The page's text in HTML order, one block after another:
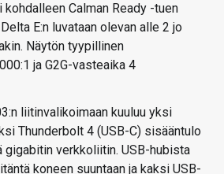
Calman Ready -tuen
E:n luvataan olevan alle 2 jo
Näytön tyypillinen
ja G2G-vasteaika 4
liitinvalikoimaan kuuluu yksi
Thunderbolt 4 (USB-C) sisääntulo
verkkoliitin. USB-hubista
koneen suuntaan ja kaksi USB-